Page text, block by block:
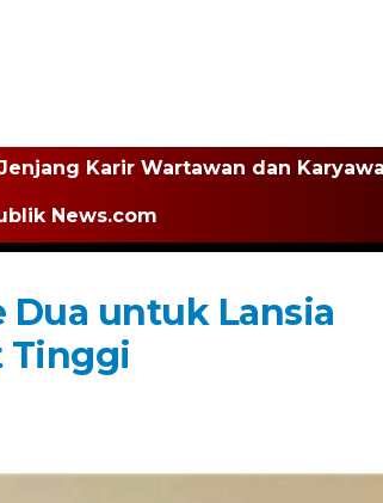
Karir Wartawan dan
News.com
Dua untuk Lansia
Tinggi